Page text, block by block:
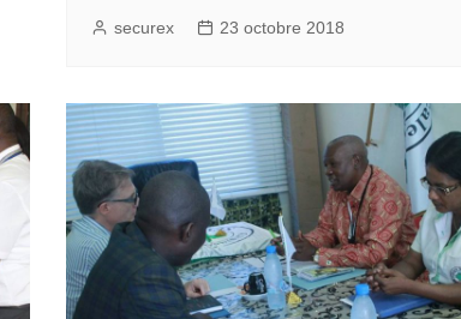
securex 23 octobre 2018